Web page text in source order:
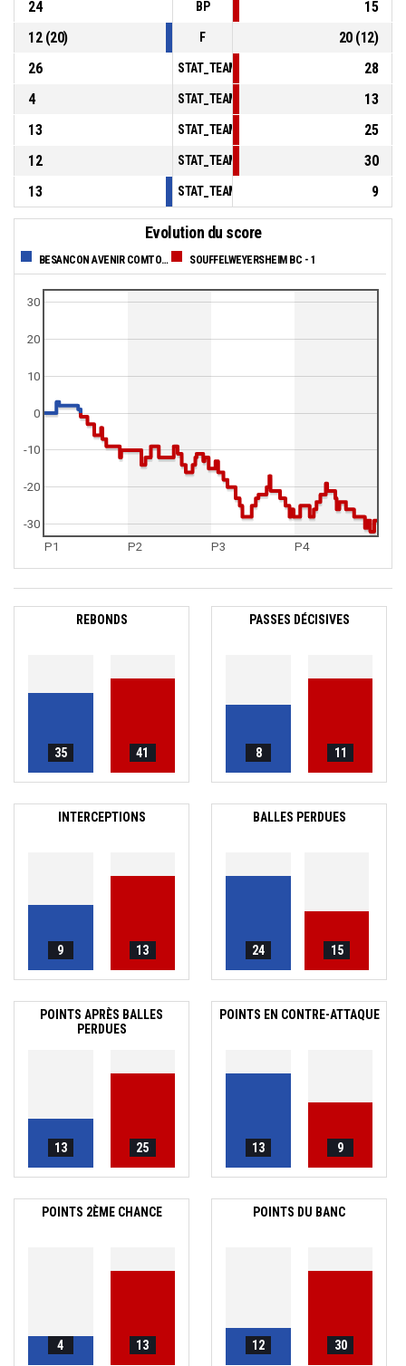
24
BP
15
12(20) F 20(12)
26
28
4
13
13
25
12
30
13
9
Evolution du score
BESANCON AVENIR COMTOIS SOUFFELWEYERSHEIM BC - 1
P1 P2 P3 P4
0
10
20
30
-30
-20
-10
REBONDS
35 41
PASSES DÉCISIVES
8 11
INTERCEPTIONS
9 13
BALLES PERDUES
24 15
POINTS APRÈS BALLES
PERDUES
13 25
POINTS EN CONTRE-ATTAQUE
13 9
POINTS 2ÈME CHANCE
4 13
POINTS DU BANC
12 30